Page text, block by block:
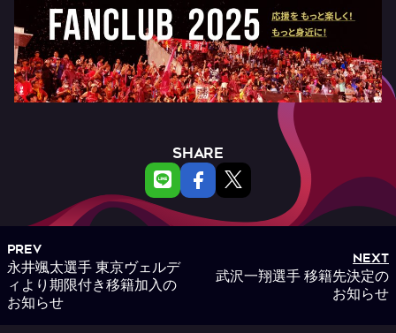
SHARE
PREV
永井颯太選手 東京ヴェルデ
ィより期限付き移籍加入の
お知らせ
NEXT
武沢一翔選手 移籍先決定の
お知らせ